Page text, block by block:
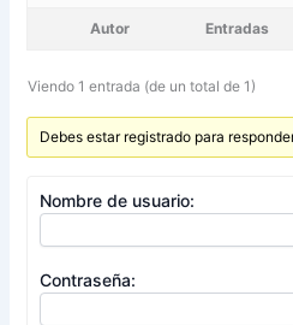
Autor Entradas
Viendo 1 entrada (de un total de 1)
Debes estar registrado para
Nombre de usuario:
Contraseña: